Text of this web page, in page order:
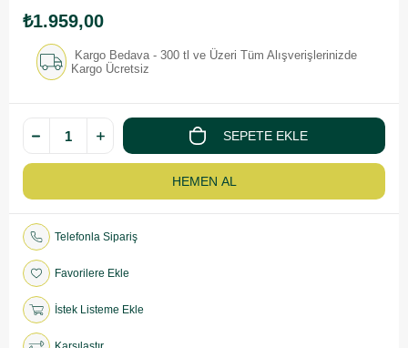
₺1.959,00
Kargo Bedava - 300 tl ve Üzeri Tüm Alışverişlerinizde
Kargo Ücretsiz
Telefonla Sipariş
Favorilere Ekle
İstek Listeme Ekle